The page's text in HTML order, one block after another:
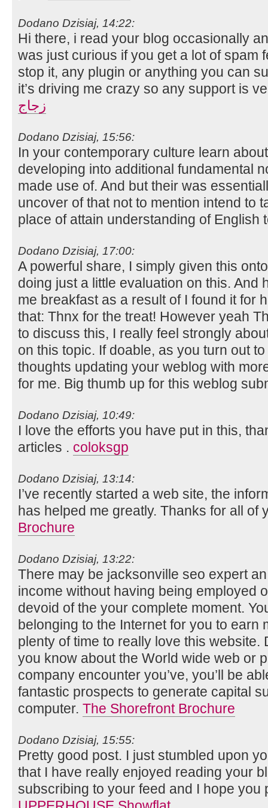
Dodano Dzisiaj, 14:22:
Hi there, i read your blog occasionally
was just curious if you get a lot of spam
stop it, any plugin or anything you can
it’s driving me crazy so any support is
زجاج
Dodano Dzisiaj, 15:56:
In your contemporary culture learn
developing into additional fundamental
made use of. And but their was
uncover of that not to mention intend to
place of attain understanding of English
Dodano Dzisiaj, 17:00:
A powerful share, I simply given this
doing just a little evaluation on this. And
me breakfast as a result of I found it for
that: Thnx for the treat! However yeah
to discuss this, I really feel strongly
on this topic. If doable, as you turn out
thoughts updating your weblog with
for me. Big thumb up for this weblog
Dodano Dzisiaj, 10:49:
I love the efforts you have put in this,
articles . coloksgp
Dodano Dzisiaj, 13:14:
I’ve recently started a web site, the
has helped me greatly. Thanks for all of
Brochure
Dodano Dzisiaj, 13:22:
There may be jacksonville seo expert
income without having being employed
devoid of the your complete moment.
belonging to the Internet for you to earn
plenty of time to really love this website.
you know about the World wide web or
company encounter you’ve, you’ll be
fantastic prospects to generate capital
computer. The Shorefront Brochure
Dodano Dzisiaj, 15:55:
Pretty good post. I just stumbled upon
that I have really enjoyed reading your
subscribing to your feed and I hope you